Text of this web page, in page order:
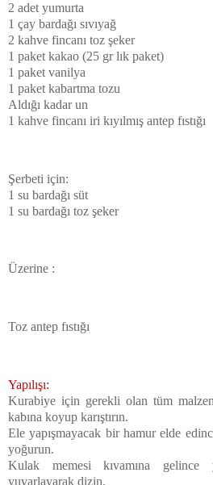
2 adet yumurta
1 çay bardağı sıvıyağ
2 kahve fincanı toz şeker
1 paket kakao (25 gr lık paket)
1 paket vanilya
1 paket kabartma tozu
Aldığı kadar un
1 kahve fincanı iri kıyılmış antep fıstığı
Şerbeti için:
1 su bardağı süt
1 su bardağı toz şeker
Üzerine :
Toz antep fıstığı
Yapılışı:
Kurabiye için gerekli olan tüm
kabına koyup karıştırın.
Ele yapışmayacak bir hamur elde
yoğurun.
Kulak memesi kıvamına gelince
yuvarlayarak dizin.